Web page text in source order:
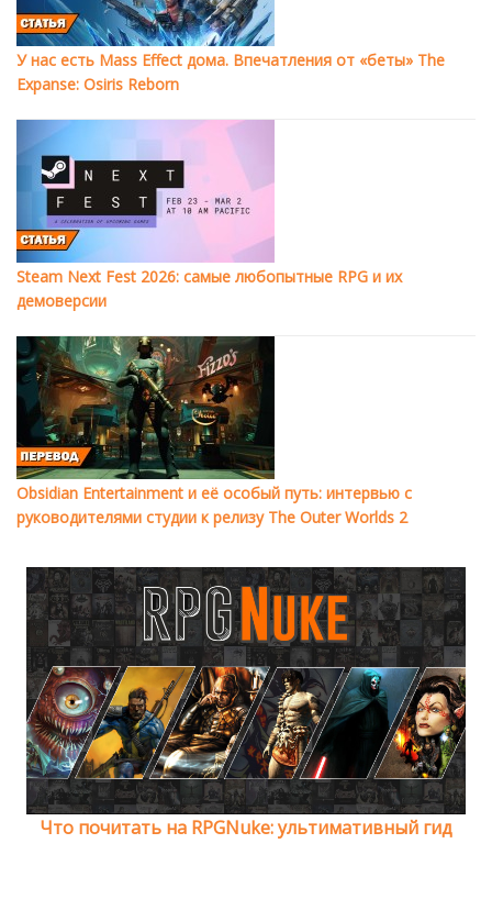
У нас есть Mass Effect дома. Впечатления от «беты» The
Expanse: Osiris Reborn
Steam Next Fest 2026: самые любопытные RPG и их
демоверсии
Obsidian Entertainment и её особый путь: интервью с
руководителями студии к релизу The Outer Worlds 2
Что почитать на RPGNuke: ультимативный гид